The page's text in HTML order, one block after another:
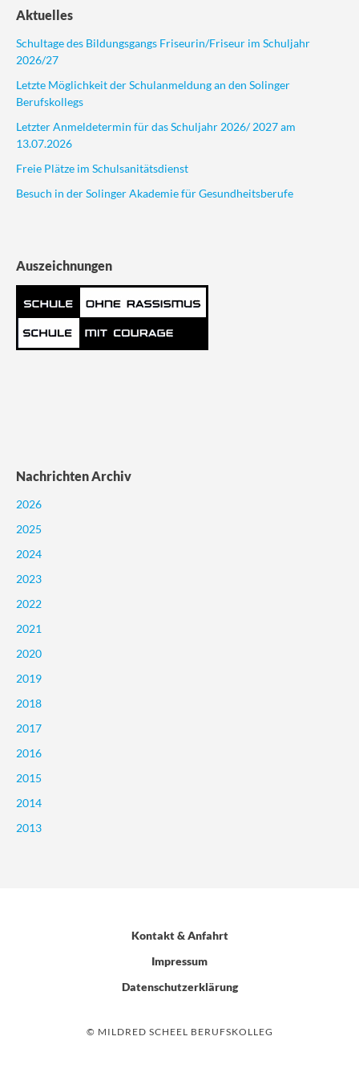
Aktuelles
Schultage des Bildungsgangs Friseurin/Friseur im Schuljahr
2026/27
Letzte Möglichkeit der Schulanmeldung an den Solinger
Berufskollegs
Letzter Anmeldetermin für das Schuljahr 2026/ 2027 am
13.07.2026
Freie Plätze im Schulsanitätsdienst
Besuch in der Solinger Akademie für Gesundheitsberufe
Auszeichnungen
Nachrichten Archiv
2026
2025
2024
2023
2022
2021
2020
2019
2018
2017
2016
2015
2014
2013
Kontakt & Anfahrt
Impressum
Datenschutzerklärung
© MILDRED SCHEEL BERUFSKOLLEG